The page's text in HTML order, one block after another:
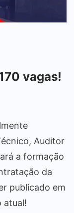
vagas!
Auditor
a formação
da
publicado em
atual!